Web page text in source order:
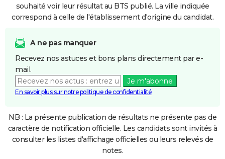
souhaité voir leur résultat au BTS publié. La ville indiquée
correspond à celle de l'établissement d'origine du candidat.
A ne pas manquer
Recevez nos astuces et bons plans directement par e-
mail.
Je m'abonne
En savoir plus sur notre politique de confidentialité
NB : La présente publication de résultats ne présente pas de
caractère de notification officielle. Les candidats sont invités à
consulter les listes d'affichage officielles ou leurs relevés de
notes.